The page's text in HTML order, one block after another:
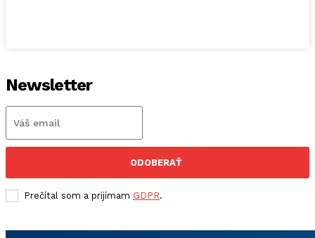
Newsletter
ODOBERAŤ
Prečítal som a prijímam GDPR.